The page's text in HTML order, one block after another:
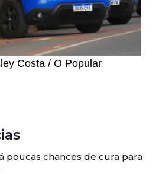
Costa / O Popular
poucas chances de cura para